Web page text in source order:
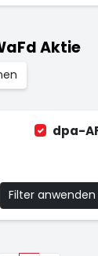
Aktie
dpa-
Filter anwenden